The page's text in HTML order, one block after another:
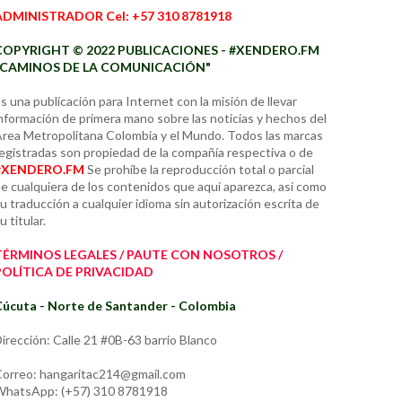
Cel: +57 310 8781918
© 2022 PUBLICACIONES - #XENDERO.FM
DE LA COMUNICACIÓN"
una publicación para Internet con la misión de llevar
de primera mano sobre las noticias y hechos del
Metropolitana Colombia y el Mundo. Todos las marcas
son propiedad de la compañía respectiva o de
Se prohíbe la reproducción total o parcial
cualquiera de los contenidos que aquí aparezca, así como
traducción a cualquier idioma sin autorización escrita de
titular.
LEGALES / PAUTE CON NOSOTROS /
DE PRIVACIDAD
- Norte de Santander - Colombia
Calle 21 #0B-63 barrio Blanco
hangaritac214@gmail.com
(+57) 310 8781918